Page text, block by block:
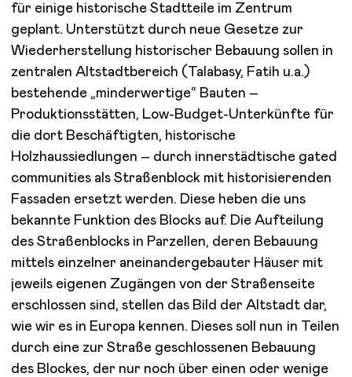
für einige historische Stadtteile im Zentrum
geplant. Unterstützt durch neue Gesetze zur
Wiederherstellung historischer Bebauung sollen in
zentralen Altstadtbereich (Talabasy, Fatih u.a.)
bestehende „minderwertige“ Bauten –
Produktionsstätten, Low-Budget-Unterkünfte für
die dort Beschäftigten, historische
Holzhaussiedlungen – durch innerstädtische gated
communities als Straßenblock mit historisierenden
Fassaden ersetzt werden. Diese heben die uns
bekannte Funktion des Blocks auf. Die Aufteilung
des Straßenblocks in Parzellen, deren Bebauung
mittels einzelner aneinandergebauter Häuser mit
jeweils eigenen Zugängen von der Straßenseite
erschlossen sind, stellen das Bild der Altstadt dar,
wie wir es in Europa kennen. Dieses soll nun in Teilen
durch eine zur Straße geschlossenen Bebauung
des Blockes, der nur noch über einen oder wenige